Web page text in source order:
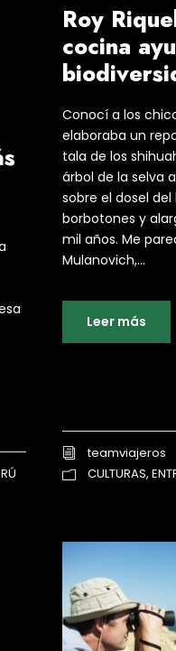
Roy
cocina
Conocí a los
elaboraba un
tala de los
árbol de la selva
sobre el dosel
borbotones y
mil años. Me
Mulanovich,...
Leer más
teamviajeros
CULTURAS,